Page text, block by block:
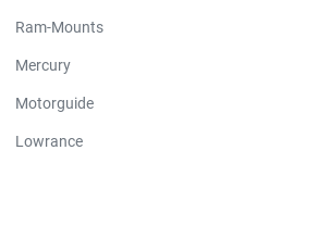
Ram-Mounts
Mercury
Motorguide
Lowrance